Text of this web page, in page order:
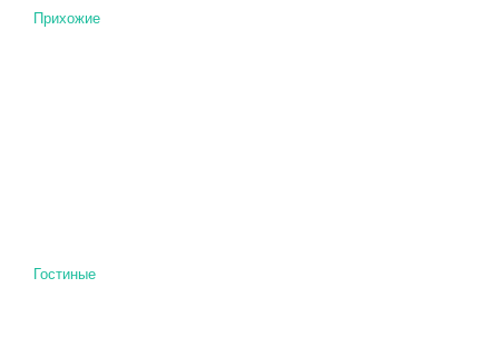
Прихожие
Гостиные